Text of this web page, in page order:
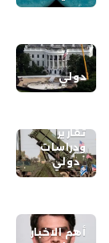
دولي
تقارير
ودراسات
دولي
أهم الاخبار